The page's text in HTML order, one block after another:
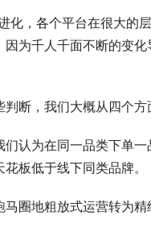
化，各个平台在很大的
为千人千面不断的变
断，我们大概从四个方
认为在同一品类下单
板低于线下同类品牌。
圈地粗放式运营转为精